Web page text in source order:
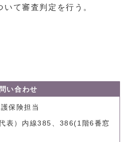
て審査判定を行う。
い合わせ
保険担当
表）内線385、386(1階6番窓